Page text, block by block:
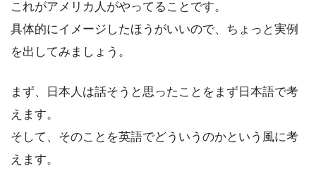
これがアメリカ人がやってることです。
具体的にイメージしたほうがいいので、ちょっと実例
を出してみましょう。
まず、日本人は話そうと思ったことをまず日本語で考
えます。
そして、そのことを英語でどういうのかという風に考
えます。